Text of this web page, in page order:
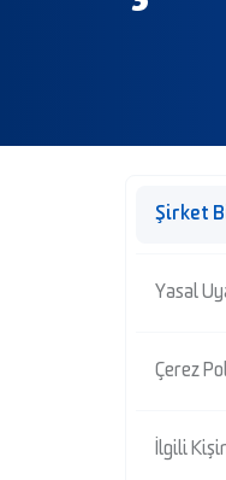
Şirket
Yasal
Çerez
İlgili